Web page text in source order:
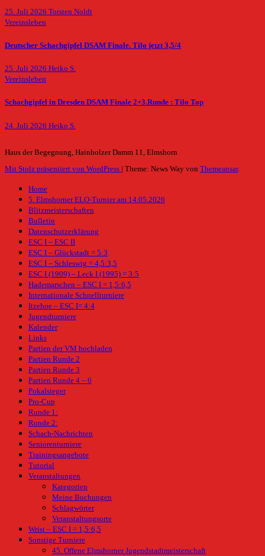
25. Juli 2026 Torsten Noldt
Vereinsleben
Deutscher Schachgipfel DSAM Finale. Tilo jetzt 3,5/4
25. Juli 2026 Heiko S.
Vereinsleben
Schachgipfel in Dresden DSAM Finale 2+3.Runde : Tilo Top
24. Juli 2026 Heiko S.
Haus der Begegnung, Hainholzer Damm 11, Elmshorn
Mit Stolz präsentiert von WordPress
Theme: News Way von Themeansar.
Home
5. Elmshorner ELO-Turnier am 14.05.2026
Blitzmeisterschaften
Bulletin
Datenschutzerklärung
ESC I – ESC II
ESC I – Glückstadt = 5:3
ESC I – Schleswig = 4,5:3,5
ESC I (1909) – Leck I (1995) = 3:5
Hademarschen – ESC I = 1,5:6,5
Internationale Schnellturniere
Itzehoe – ESC I= 4:4
Jugendturniere
Kalender
Links
Partien der VM hochladen
Partien Runde 2
Partien Runde 3
Partien Runde 4 – 6
Pokalsieger
Pro-Cup
Runde 1:
Runde 2:
Schach-Nachrichten
Seniorenturniere
Trainingsangebote
Tutorial
Veranstaltungen
Kategorien
Meine Buchungen
Schlagwörter
Veranstaltungsorte
Wrist – ESC I = 1,5:6,5
Sonstige Turniere
45. Offene Elmshorner Jugendstadtmeisterschaft